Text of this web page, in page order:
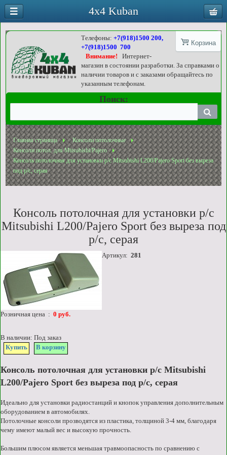
Корзина
Телефоны:+7(918)1500 200,
+7(918)1500 700
Внимание!
Интернет-
магазин в состоянии разработки. За справками о
наличии товаров и с заказами обращайтесь по
указанным телефонам.
Поиск:
Главная страница
Консоли потолочные
Консоли потол. для Mitsubishi/Pajero
Консоль потолочная для установки р/c Mitsubishi L200/Pajero Sport без выреза
под р/c, серая
Консоль потолочная для установки р/c
Mitsubishi L200/Pajero Sport без выреза под
р/c, серая
Артикул: 281
Розничная цена : 0 руб.
В наличии: Под заказ
Купить
В корзину
Консоль потолочная для установки р/c Mitsubishi
L200/Pajero Sport без выреза под р/c, серая
Идеально для установки радиостанций и кнопок управления дополнительным
оборудованием в автомобилях.
Потолочные консоли прозводятся из пластика, толщиной 3-4 мм, благодаря
чему имеют малый вес и высокую прочность.
Большим плюсом является меньшая травмоопасность по сравнению с
4x4 Kuban